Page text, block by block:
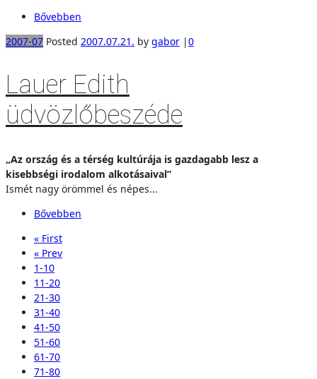
Bővebben
2007-07 Posted 2007.07.21. by gabor |0
Lauer Edith
üdvözlőbeszéde
„Az ország és a térség kultúrája is gazdagabb lesz a
kisebbségi irodalom alkotásaival”
Ismét nagy örömmel és népes...
Bővebben
« First
« Prev
1-10
11-20
21-30
31-40
41-50
51-60
61-70
71-80